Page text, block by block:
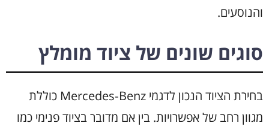
והנוסעים.
סוגים שונים של ציוד מומלץ
בחירת הציוד הנכון לדגמי Mercedes‑Benz כוללת
מגוון רחב של אפשרויות. בין אם מדובר בציוד פנימי כמו